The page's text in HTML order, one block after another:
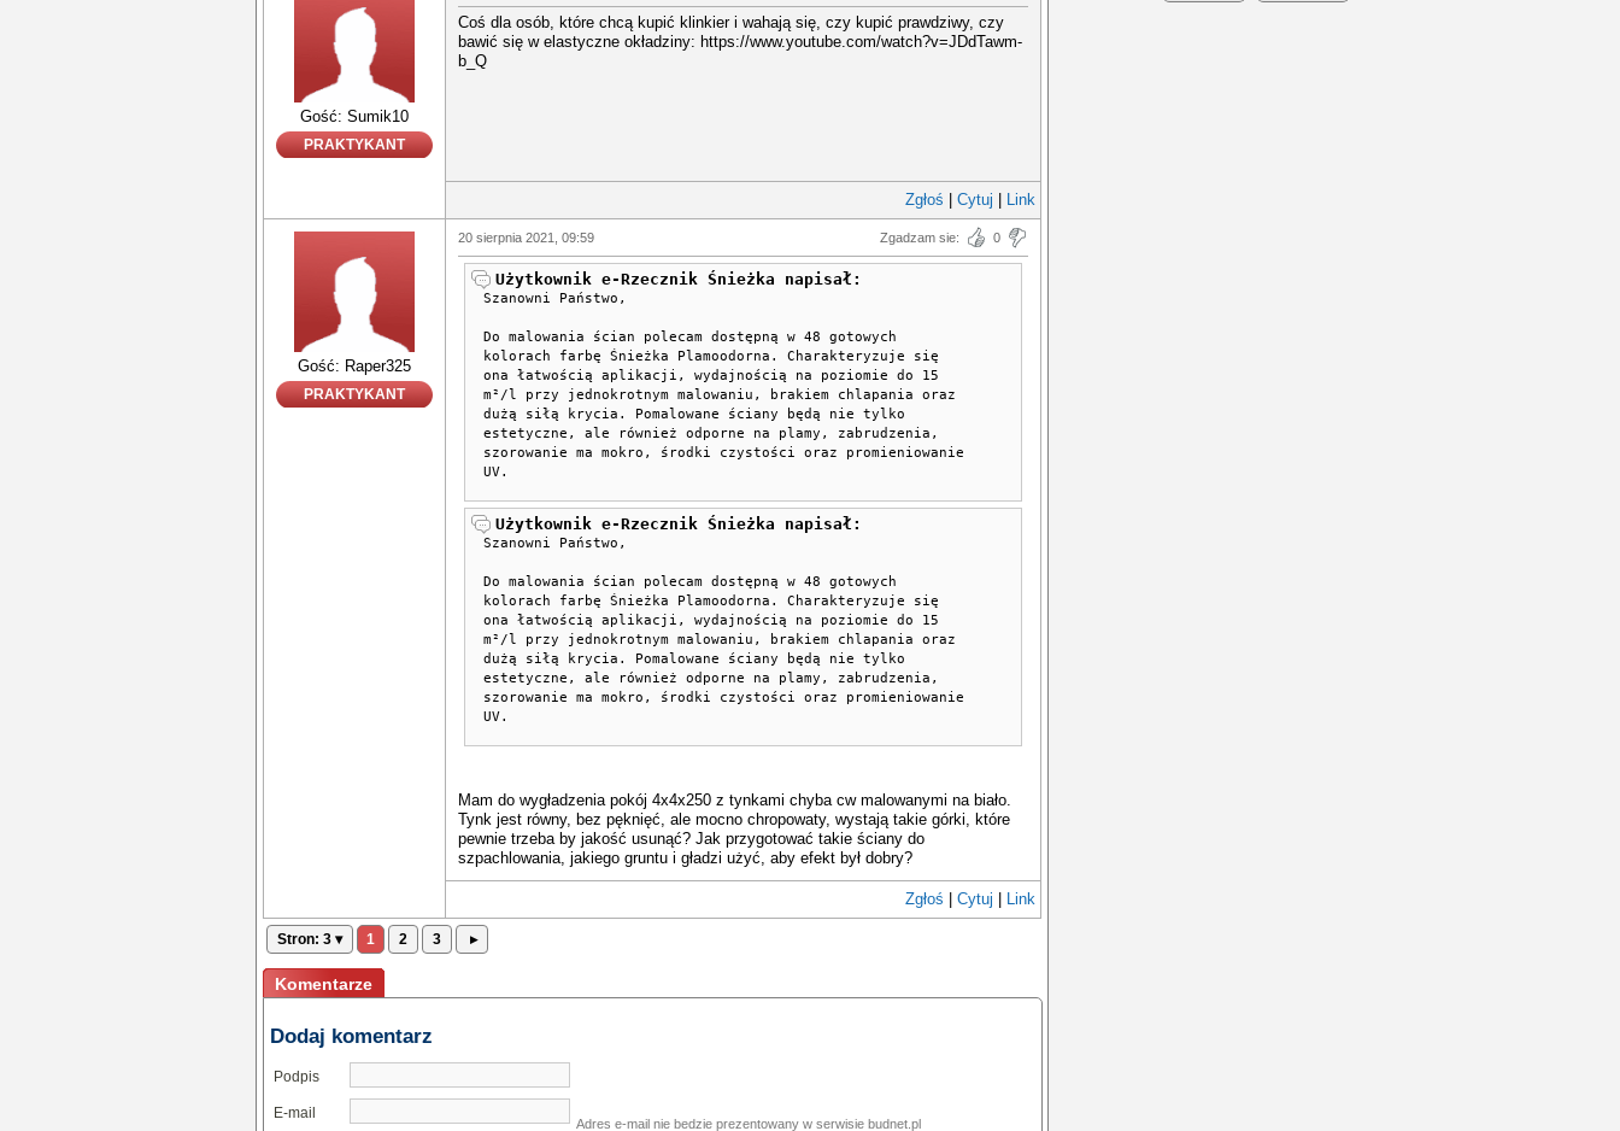
Gość: Sumik10
PRAKTYKANT
Coś dla osób, które chcą kupić klinkier i wahają się, czy kupić prawdziwy, czy
bawić się w elastyczne okładziny: https://www.youtube.com/watch?v=JDdTawm-
b_Q
Zgłoś Cytuj Link
Gość: Raper325
PRAKTYKANT
20 sierpnia 2021, 09:59 Zgadzam sie: 0
Użytkownik e-Rzecznik Śnieżka napisał:
Szanowni Państwo,
Do malowania ścian polecam dostępną w 48 gotowych
kolorach farbę Śnieżka Plamoodorna. Charakteryzuje się
ona łatwością aplikacji, wydajnością na poziomie do 15
m²/l przy jednokrotnym malowaniu, brakiem chlapania oraz
dużą siłą krycia. Pomalowane ściany będą nie tylko
estetyczne, ale również odporne na plamy, zabrudzenia,
szorowanie ma mokro, środki czystości oraz promieniowanie
UV.
Użytkownik e-Rzecznik Śnieżka napisał:
Szanowni Państwo,
Do malowania ścian polecam dostępną w 48 gotowych
kolorach farbę Śnieżka Plamoodorna. Charakteryzuje się
ona łatwością aplikacji, wydajnością na poziomie do 15
m²/l przy jednokrotnym malowaniu, brakiem chlapania oraz
dużą siłą krycia. Pomalowane ściany będą nie tylko
estetyczne, ale również odporne na plamy, zabrudzenia,
szorowanie ma mokro, środki czystości oraz promieniowanie
UV.
Mam do wygładzenia pokój 4x4x250 z tynkami chyba cw malowanymi na biało.
Tynk jest równy, bez pęknięć, ale mocno chropowaty, wystają takie górki, które
pewnie trzeba by jakość usunąć? Jak przygotować takie ściany do
szpachlowania, jakiego gruntu i gładzi użyć, aby efekt był dobry?
Zgłoś Cytuj Link
Stron: 3 ▾ 1 2 3 ▸
Komentarze
Dodaj komentarz
Podpis
E-mail
Adres e-mail nie bedzie prezentowany w serwisie budnet.pl